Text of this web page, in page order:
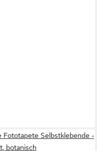
Fototapete Selbstklebende -
botanisch